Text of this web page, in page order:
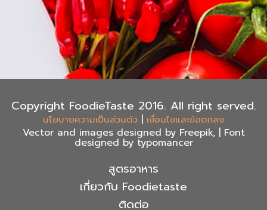
Copyright FoodieTaste 2016. All right served.
นโยบายความเป็นส่วนตัว | เงื่อนไขและข้อตกลง
Vector and images designed by Freepik, | Font
designed by typomancer
สูตรอาหาร
เกี่ยวกับ Foodietaste
ติดต่อ